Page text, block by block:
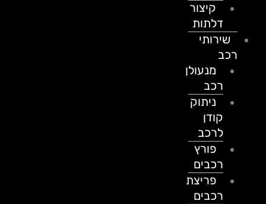
קיצור
דלתות
שירותי
מנעולן
ניתוק
לרכב
פורץ
רכבים
פריצת
רכבים